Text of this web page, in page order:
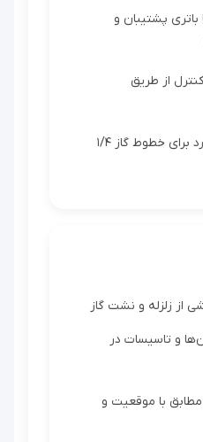
ساعت با باتری پشتیبان و
از طریق
طراحی دنده‌ای استاندارد برای خطوط گاز ۱/۴
از زلزله و نشت گاز
و تاسیسات در
با موقعیت و